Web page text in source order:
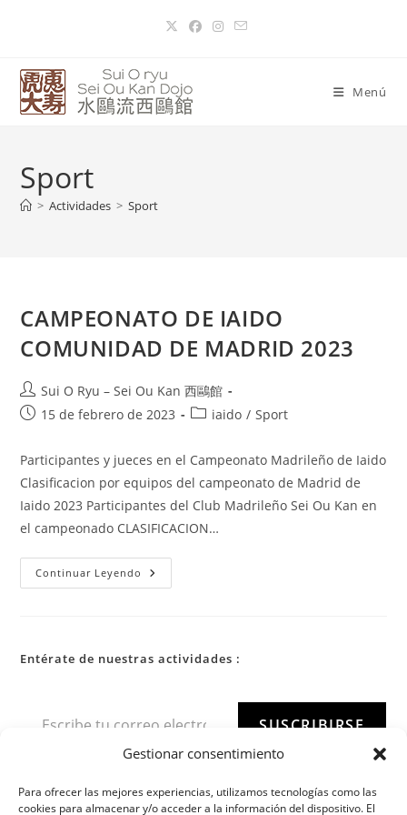
Gestionar consentimiento
Para ofrecer las mejores experiencias, utilizamos tecnologías como las
cookies para almacenar y/o acceder a la información del dispositivo. El
Menú
Sport
> Actividades > Sport
CAMPEONATO DE IAIDO
COMUNIDAD DE MADRID 2023
Sui O Ryu – Sei Ou Kan 西鷗館
15 de febrero de 2023
iaido / Sport
Participantes y jueces en el Campeonato Madrileño de Iaido
Clasificacion por equipos del campeonato de Madrid de
Iaido 2023 Participantes del Club Madrileño Sei Ou Kan en
el campeonado CLASIFICACION…
Continuar Leyendo
Entérate de nuestras actividades :
SUSCRIBIRSE